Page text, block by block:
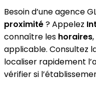
Besoin d’une agence
proximité? Appelez
connaître les horaires
applicable. Consultez
localiser rapidement
vérifier si